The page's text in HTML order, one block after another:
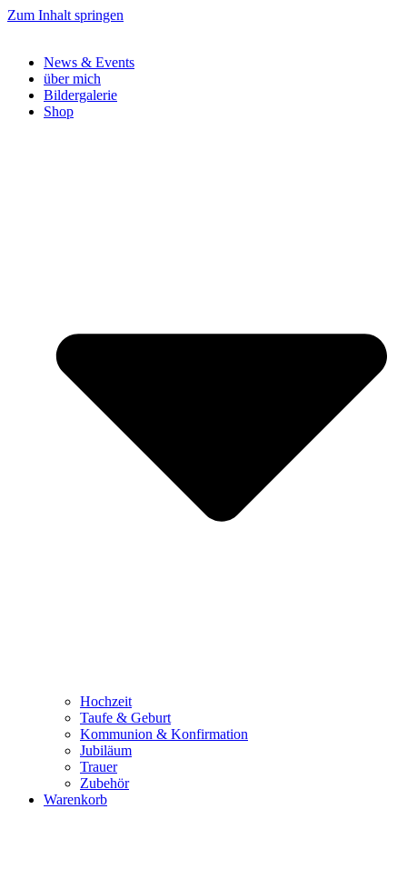
Zum Inhalt springen
News & Events
über mich
Bildergalerie
Shop
Hochzeit
Taufe & Geburt
Kommunion & Konfirmation
Jubiläum
Trauer
Zubehör
Warenkorb